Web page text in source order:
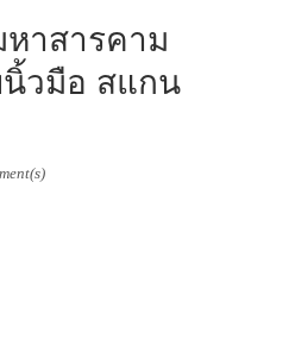
าสารคาม
วมือ สแกน